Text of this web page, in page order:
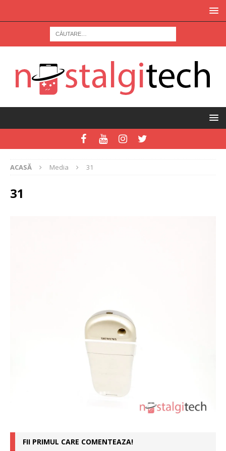
ACASĂ Media 31
31
FII PRIMUL CARE COMENTEAZA!